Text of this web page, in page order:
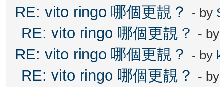
RE: vito ringo 哪個更靚？ - by
RE: vito ringo 哪個更靚？ -
RE: vito ringo 哪個更靚？ - by
RE: vito ringo 哪個更靚？ -